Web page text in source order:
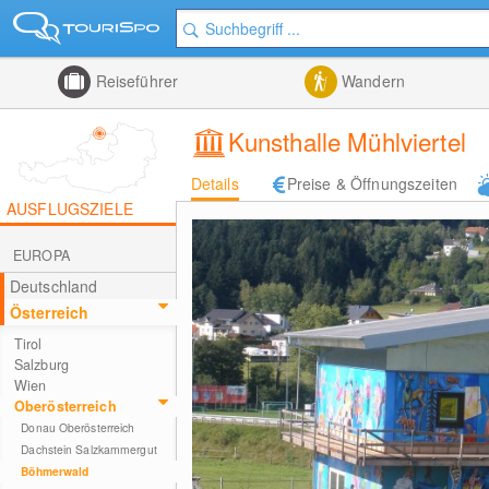
Reiseführer Wandern
Kunsthalle Mühlviertel
Details Preise & Öffnungszeiten
AUSFLUGSZIELE
EUROPA
Deutschland
Österreich
Tirol
Salzburg
Wien
Oberösterreich
Donau Oberösterreich
Dachstein Salzkammergut
Böhmerwald